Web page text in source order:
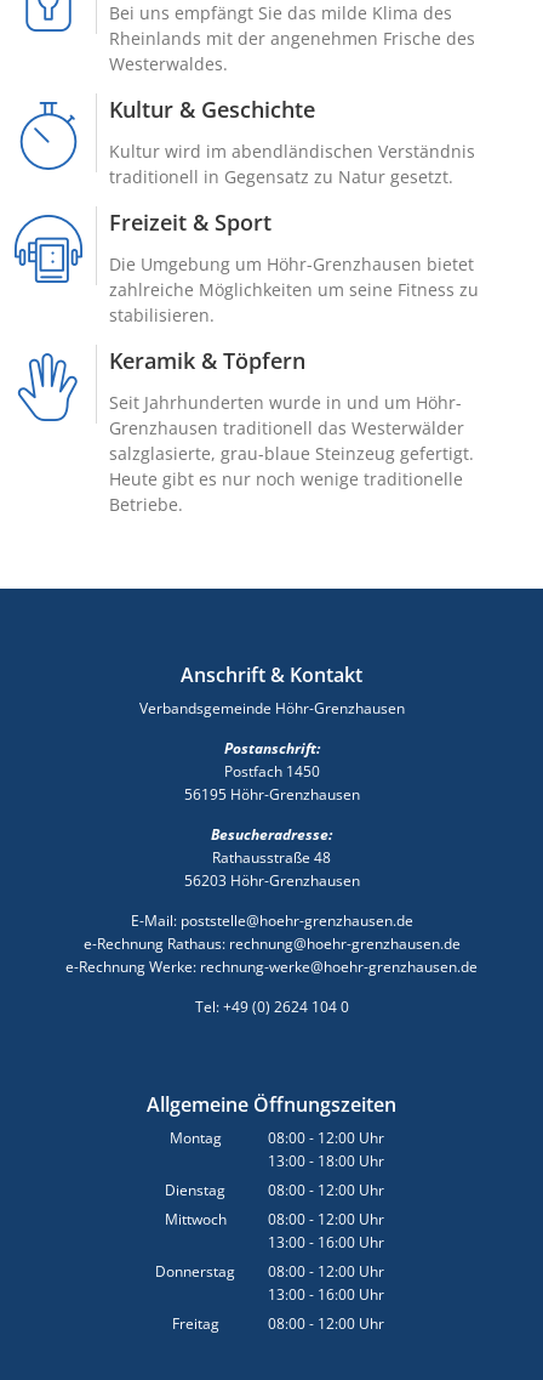
Bei uns empfängt Sie das milde Klima des
Rheinlands mit der angenehmen Frische des
Westerwaldes.
Kultur & Geschichte
Kultur wird im abendländischen Verständnis
traditionell in Gegensatz zu Natur gesetzt.
Freizeit & Sport
Die Umgebung um Höhr-Grenzhausen bietet
zahlreiche Möglichkeiten um seine Fitness zu
stabilisieren.
Keramik & Töpfern
Seit Jahrhunderten wurde in und um Höhr-
Grenzhausen traditionell das Westerwälder
salzglasierte, grau-blaue Steinzeug gefertigt.
Heute gibt es nur noch wenige traditionelle
Betriebe.
Anschrift & Kontakt
Verbandsgemeinde Höhr-Grenzhausen
Postanschrift:
Postfach 1450
56195 Höhr-Grenzhausen
Besucheradresse:
Rathausstraße 48
56203 Höhr-Grenzhausen
E-Mail: poststelle@hoehr-grenzhausen.de
e-Rechnung Rathaus: rechnung@hoehr-grenzhausen.de
e-Rechnung Werke: rechnung-werke@hoehr-grenzhausen.de
Tel: +49 (0) 2624 104 0
Allgemeine Öffnungszeiten
Montag 08:00- 12:00 Uhr
Von 08:00 bis 12:00 Uhr
13:00- 18:00 Uhr
Von 13:00 bis 18:00 Uhr
Dienstag 08:00- 12:00 Uhr
Von 08:00 bis 12:00 Uhr
Mittwoch 08:00- 12:00 Uhr
Von 08:00 bis 12:00 Uhr
13:00- 16:00 Uhr
Von 13:00 bis 16:00 Uhr
Donnerstag 08:00- 12:00 Uhr
Von 08:00 bis 12:00 Uhr
13:00- 16:00 Uhr
Von 13:00 bis 16:00 Uhr
Freitag 08:00- 12:00 Uhr